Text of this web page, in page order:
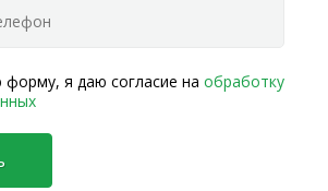
форму, я даю согласие на обработку